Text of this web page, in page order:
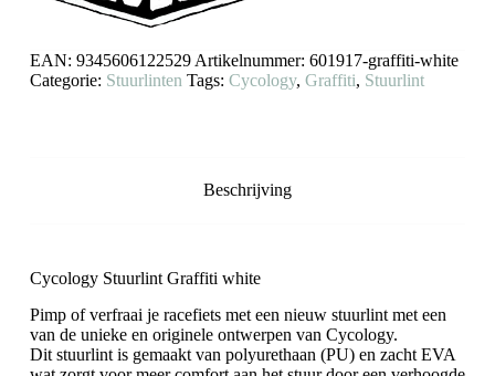
EAN: 9345606122529 Artikelnummer: 601917-graffiti-white
Categorie: Stuurlinten Tags: Cycology, Graffiti, Stuurlint
Beschrijving
Cycology Stuurlint Graffiti white
Pimp of verfraai je racefiets met een nieuw stuurlint met een
van de unieke en originele ontwerpen van Cycology.
Dit stuurlint is gemaakt van polyurethaan (PU) en zacht EVA